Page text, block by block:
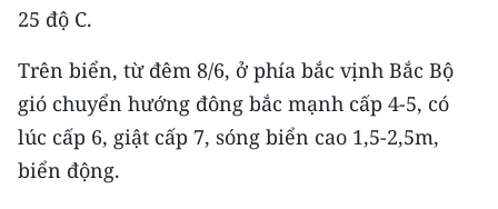
Media Y tế
Media Khoa học - Công nghệ
Media Môi trường
Ảnh
25 độ C.
Trên biển, từ đêm 8/6, ở phía bắc vịnh Bắc Bộ
gió chuyển hướng đông bắc mạnh cấp 4-5, có
lúc cấp 6, giật cấp 7, sóng biển cao 1,5-2,5m,
biển động.